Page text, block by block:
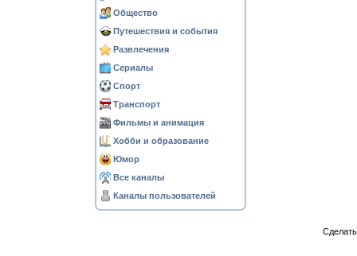
Общество
Путешествия и события
Развлечения
Сериалы
Спорт
Транспорт
Фильмы и анимация
Хобби и образование
Юмор
Все каналы
Каналы пользователей